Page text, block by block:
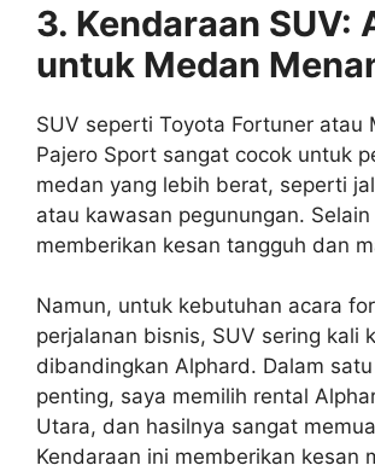
3. Kendaraan SUV:
untuk Medan
SUV seperti Toyota Fortuner atau
Pajero Sport sangat cocok untuk
medan yang lebih berat, seperti
atau kawasan pegunungan.
memberikan kesan tangguh dan
Namun, untuk kebutuhan acara
perjalanan bisnis, SUV sering kali
dibandingkan Alphard. Dalam
penting, saya memilih rental
Utara, dan hasilnya sangat
Kendaraan ini memberikan kesan